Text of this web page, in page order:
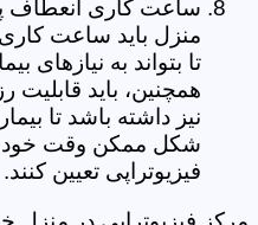
ساعت کاری انعطاف
منزل باید ساعت
تا بتواند به نیازهای
همچنین، باید قابلیت
نیز داشته باشد تا
شکل ممکن وقت خود
فیزیوتراپی تعیین کنند.